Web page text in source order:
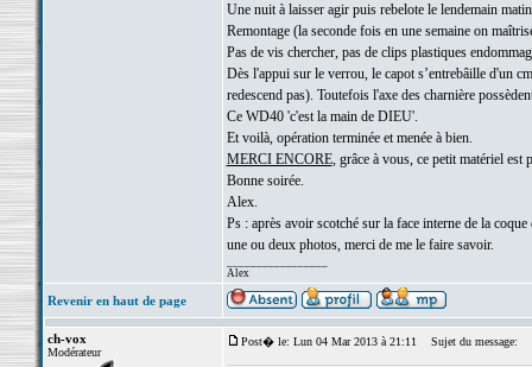
Une nuit à laisser agir puis rebelote le lendemain
Remontage (la seconde fois en une semaine on
Pas de vis chercher, pas de clips plastiques
Dès l'appui sur le verrou, le capot s’entrebâille d'un
redescend pas). Toutefois l'axe des charnière
Ce WD40 'c'est la main de DIEU'.
Et voilà, opération terminée et menée à bien.
MERCI ENCORE, grâce à vous, ce petit matériel est
Bonne soirée.
Alex.
Ps : après avoir scotché sur la face interne de la
une ou deux photos, merci de me le faire savoir.
Alex
Revenir en haut de page
ch-vox
Modérateur
Post� le: Lun 04 Mar 2013 à 21:11 Sujet du message: